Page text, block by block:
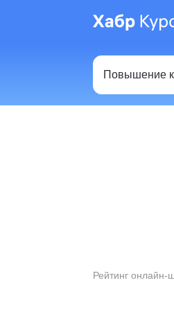
Рейтинг онлайн-